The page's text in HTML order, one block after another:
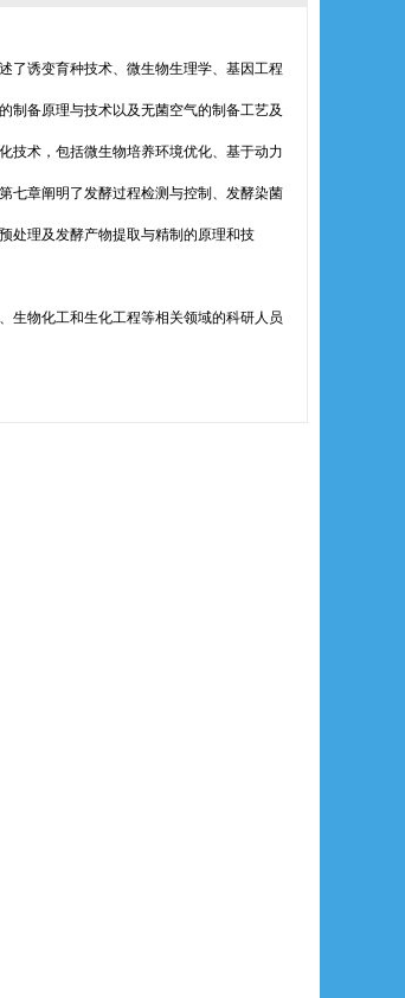
诱变育种技术、微生物生理学、基因工程
制备原理与技术以及无菌空气的制备工艺及
技术，包括微生物培养环境优化、基于动力
七章阐明了发酵过程检测与控制、发酵染菌
处理及发酵产物提取与精制的原理和技
物化工和生化工程等相关领域的科研人员